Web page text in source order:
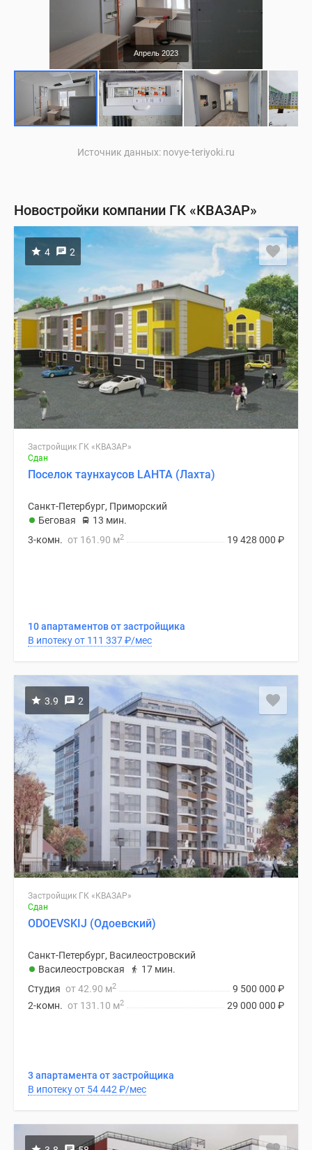
Апрель 2023
Источник данных: novye-teriyoki.ru
Новостройки компании ГК «КВАЗАР»
4 2
Застройщик ГК «КВАЗАР»
Сдан
Поселок таунхаусов LAHTA (Лахта)
Санкт-Петербург, Приморский
Беговая
13 мин.
19 428 000 ₽
3-комн. от 161.90 м2
10 апартаментов от застройщика
В ипотеку от 111 337₽/мес
3.9 2
Застройщик ГК «КВАЗАР»
Сдан
ODOEVSKIJ (Одоевский)
Санкт-Петербург, Василеостровский
Василеостровская
17 мин.
9 500 000 ₽
Студия от 42.90 м2
29 000 000 ₽
2-комн. от 131.10 м2
3 апартамента от застройщика
В ипотеку от 54 442 ₽/мес